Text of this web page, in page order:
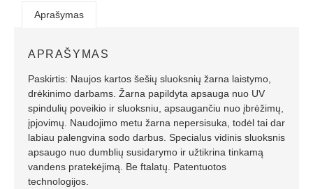
Aprašymas
APRAŠYMAS
Paskirtis: Naujos kartos šešių sluoksnių žarna laistymo,
drėkinimo darbams. Žarna papildyta apsauga nuo UV
spindulių poveikio ir sluoksniu, apsaugančiu nuo įbrėžimų,
įpjovimų. Naudojimo metu žarna nepersisuka, todėl tai dar
labiau palengvina sodo darbus. Specialus vidinis sluoksnis
apsaugo nuo dumblių susidarymo ir užtikrina tinkamą
vandens pratekėjimą. Be ftalatų. Patentuotos
technologijos.